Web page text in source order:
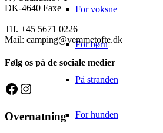
For voksne
For børn
På stranden
For hunden
DK-4640 Faxe
Tlf. +45 5671 0226
Mail: camping@vemmetofte.dk
Følg os på de sociale medier
Facebook
Instagram
Overnatning